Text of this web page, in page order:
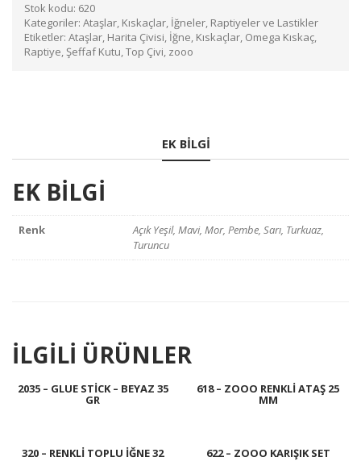
Stok kodu: 620
Kategoriler: Ataşlar, Kıskaçlar, İğneler, Raptiyeler ve Lastikler
Etiketler: Ataşlar, Harita Çivisi, İğne, Kıskaçlar, Omega Kıskaç,
Raptiye,Şeffaf Kutu,Top Çivi, zooo
EK BILGI
EK BILGI
Renk
Açık Yeşil, Mavi, Mor, Pembe, Sarı, Turkuaz,
Turuncu
İLGILI ÜRÜNLER
2035 – GLUE STICK – BEYAZ 35
GR
618 – ZOOO RENKLI ATAŞ 25
MM
320 – RENKLI TOPLU İĞNE 32 622 – ZOOO KARIŞIK SET